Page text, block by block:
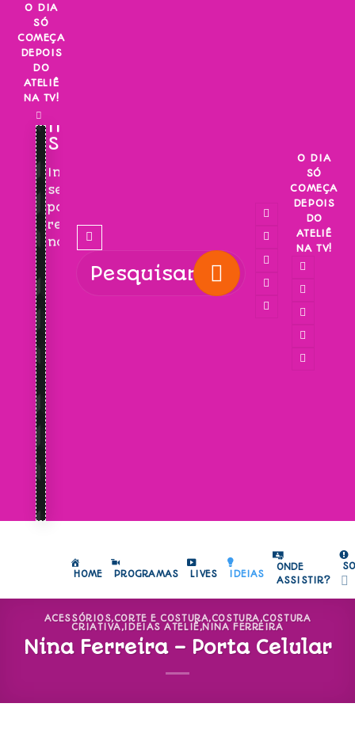
Skip
content
O DIA
SÓ
COMEÇA
DEPOIS
DO
ATELIÊ
NA TV!
INSCREVA-
SE!
Inscreva-
se
para
receber
novidades!
O DIA
SÓ
COMEÇA
DEPOIS
DO
ATELIÊ
NA TV!
HOME PROGRAMAS LIVES IDEIAS
ONDE
ASSISTIR?
ACESSÓRIOS,CORTE E COSTURA,COSTURA,COSTURA
CRIATIVA, IDEIAS ATELIÊ,NINA FERREIRA
Nina Ferreira – Porta Celular